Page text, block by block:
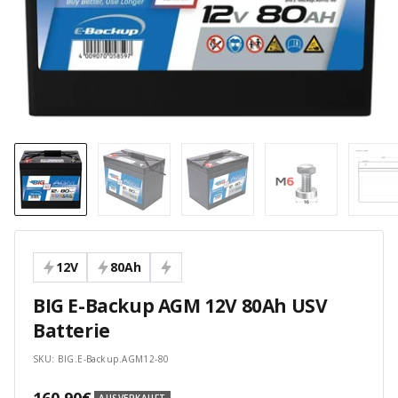
12V 80Ah
BIG E-Backup AGM 12V 80Ah USV
Batterie
SKU: BIG.E-Backup.AGM12-80